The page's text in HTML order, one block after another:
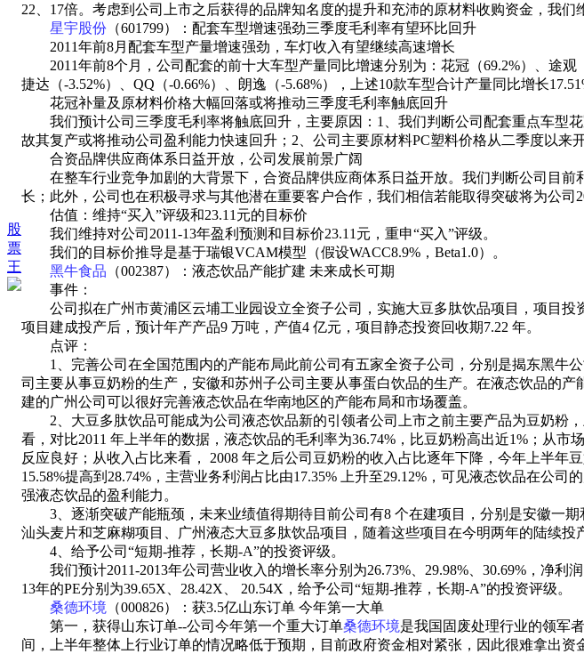
股
票
王
22、17倍。考虑到公司上市之后获得的品牌知名度的提升和充沛的原材料收购资金，我们
星宇股份 （601799）：配套车型增速强劲三季度毛利率有望环比回升
2011年前8月配套车型产量增速强劲，车灯收入有望继续高速增长
2011年前8个月，公司配套的前十大车型产量同比增速分别为：花冠（69.2%）、途观
捷达（-3.52%）、QQ（-0.66%）、朗逸（-5.68%），上述10款车型合计产量同比增长
花冠补量及原材料价格大幅回落或将推动三季度毛利率触底回升
我们预计公司三季度毛利率将触底回升，主要原因：1、我们判断公司配套重点车型花
故其复产或将推动公司盈利能力快速回升；2、公司主要原材料PC塑料价格从二季度以来
合资品牌供应商体系日益开放，公司发展前景广阔
在整车行业竞争加剧的大背景下，合资品牌供应商体系日益开放。我们判断公司目前
长；此外，公司也在积极寻求与其他潜在重要客户合作，我们相信若能取得突破将为公司
估值：维持“买入”评级和23.11元的目标价
我们维持对公司2011-13年盈利预测和目标价23.11元，重申“买入”评级。
我们的目标价推导是基于瑞银VCAM模型（假设WACC8.9%，Beta1.0）。
黑牛食品 （002387）：液态饮品产能扩建 未来成长可期
事件：
公司拟在广州市黄浦区云埔工业园设立全资子公司，实施大豆多肽饮品项目，项目投
项目建成投产后，预计年产产品9 万吨，产值4 亿元，项目静态投资回收期7.22 年。
点评：
1、完善公司在全国范围内的产能布局此前公司有五家全资子公司，分别是揭东黑牛
司主要从事豆奶粉的生产，安徽和苏州子公司主要从事蛋白饮品的生产。在液态饮品的
建的广州公司可以很好完善液态饮品在华南地区的产能布局和市场覆盖。
2、大豆多肽饮品可能成为公司液态饮品新的引领者公司上市之前主要产品为豆奶粉
看，对比2011 年上半年的数据，液态饮品的毛利率为36.74%，比豆奶粉高出近1%；从
反应良好；从收入占比来看， 2008 年之后公司豆奶粉的收入占比逐年下降，今年上半年
15.58%提高到28.74%，主营业务利润占比由17.35% 上升至29.12%，可见液态饮品在公
强液态饮品的盈利能力。
3、逐渐突破产能瓶颈，未来业绩值得期待目前公司有8 个在建项目，分别是安徽一
汕头麦片和芝麻糊项目、广州液态大豆多肽饮品项目，随着这些项目在今明两年的陆续投
4、给予公司“短期-推荐，长期-A”的投资评级。
我们预计2011-2013年公司营业收入的增长率分别为26.73%、29.98%、30.69%，净利
13年的PE分别为39.65X、28.42X、 20.54X，给予公司“短期-推荐，长期-A”的投资评级。
桑德环境 （000826）：获3.5亿山东订单 今年第一大单
第一，获得山东订单--公司今年第一个重大订单桑德环境是我国固废处理行业的领军
间，上半年整体上行业订单的情况略低于预期，目前政府资金相对紧张，因此很难拿出